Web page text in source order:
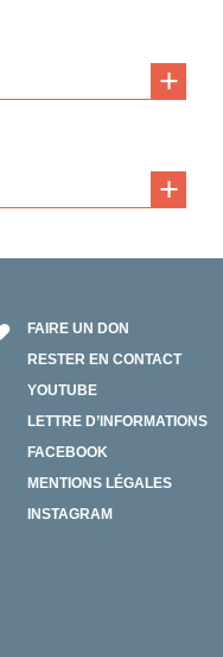
FAIRE UN DON
RESTER EN CONTACT
YOUTUBE
LETTRE D’INFORMATIONS
FACEBOOK
MENTIONS LÉGALES
INSTAGRAM